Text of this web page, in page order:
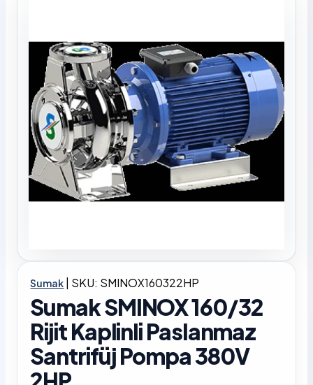
Sumak | SKU: SMINOX160322HP
Sumak SMINOX 160/32
Rijit Kaplinli Paslanmaz
Santrifüj Pompa 380V